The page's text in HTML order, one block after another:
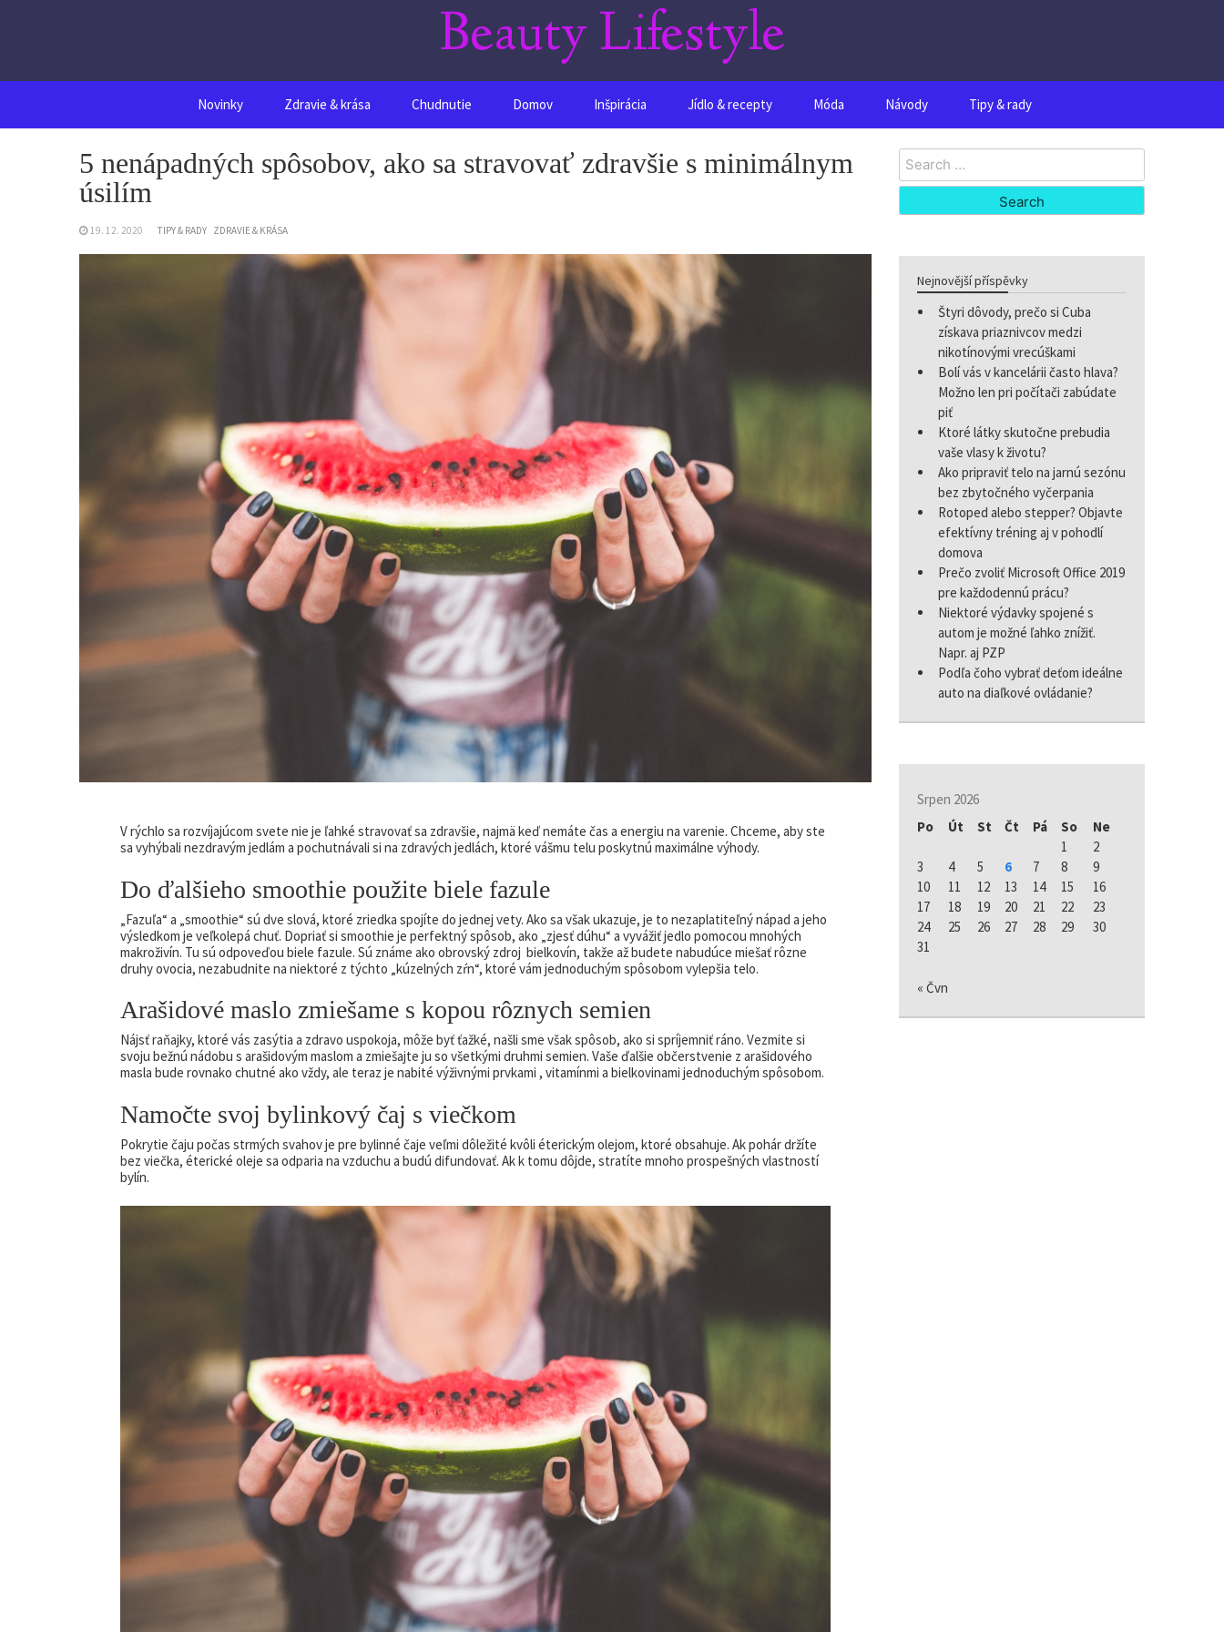
Beauty Lifestyle
Novinky Zdravie & krása Chudnutie Domov Inšpirácia Jídlo & recepty Móda Návody Tipy & rady
5 nenápadných spôsobov, ako sa stravovať zdravšie s minimálnym
úsilím
19. 12. 2020 TIPY & RADY ZDRAVIE & KRÁSA
V rýchlo sa rozvíjajúcom svete nie je ľahké stravovať sa zdravšie, najmä keď nemáte čas a energiu na varenie. Chceme, aby ste
sa vyhýbali nezdravým jedlám a pochutnávali si na zdravých jedlách, ktoré vášmu telu poskytnú maximálne výhody.
Do ďalšieho smoothie použite biele fazule
„Fazuľa“ a „smoothie“ sú dve slová, ktoré zriedka spojíte do jednej vety. Ako sa však ukazuje, je to nezaplatiteľný nápad a jeho
výsledkom je veľkolepá chuť. Dopriať si smoothie je perfektný spôsob, ako „zjesť dúhu“ a vyvážiť jedlo pomocou mnohých
makroživín. Tu sú odpoveďou biele fazule. Sú známe ako obrovský zdroj bielkovín, takže až budete nabudúce miešať rôzne
druhy ovocia, nezabudnite na niektoré z týchto „kúzelných zŕn“, ktoré vám jednoduchým spôsobom vylepšia telo.
Arašidové maslo zmiešame s kopou rôznych semien
Nájsť raňajky, ktoré vás zasýtia a zdravo uspokoja, môže byť ťažké, našli sme však spôsob, ako si spríjemniť ráno. Vezmite si
svoju bežnú nádobu s arašidovým maslom a zmiešajte ju so všetkými druhmi semien. Vaše ďalšie občerstvenie z arašidového
masla bude rovnako chutné ako vždy, ale teraz je nabité výživnými prvkami , vitamínmi a bielkovinami jednoduchým spôsobom.
Namočte svoj bylinkový čaj s viečkom
Pokrytie čaju počas strmých svahov je pre bylinné čaje veľmi dôležité kvôli éterickým olejom, ktoré obsahuje. Ak pohár držíte
bez viečka, éterické oleje sa odparia na vzduchu a budú difundovať. Ak k tomu dôjde, stratíte mnoho prospešných vlastností
bylín.
Search
for:
Nejnovější příspěvky
Štyri dôvody, prečo si Cuba
získava priaznivcov medzi
nikotínovými vrecúškami
Bolí vás v kancelárii často hlava?
Možno len pri počítači zabúdate
piť
Ktoré látky skutočne prebudia
vaše vlasy k životu?
Ako pripraviť telo na jarnú sezónu
bez zbytočného vyčerpania
Rotoped alebo stepper? Objavte
efektívny tréning aj v pohodlí
domova
Prečo zvoliť Microsoft Office 2019
pre každodennú prácu?
Niektoré výdavky spojené s
autom je možné ľahko znížiť.
Napr. aj PZP
Podľa čoho vybrať deťom ideálne
auto na diaľkové ovládanie?
Srpen 2026
Po
Út St Čt Pá So
Ne
1
2
3
4 5 6 7 8
9
10
11 12 13 14 15
16
17
18 19 20 21 22
23
24
25 26 27 28 29
30
31
« Čvn